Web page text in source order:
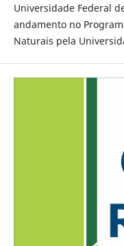
Universidade Federal
andamento no
Naturais pela